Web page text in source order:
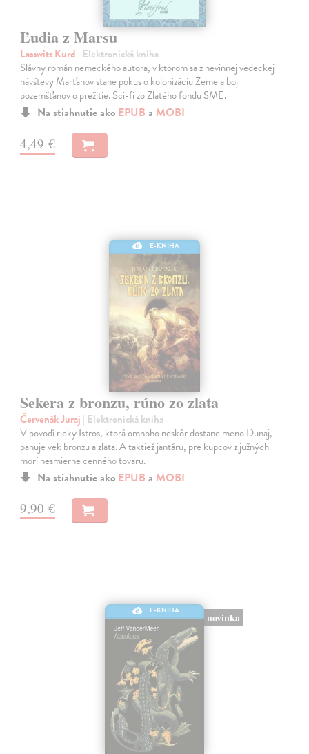
Ľudia z Marsu
Lasswitz Kurd | Elektronická kniha
Slávny román nemeckého autora, v ktorom sa z nevinnej vedeckej
návštevy Marťanov stane pokus o kolonizáciu Zeme a boj
pozemšťanov o prežitie. Sci-fi zo Zlatého fondu SME.
Na stiahnutie ako EPUB a MOBI
4,49 €
E-KNIHA
Sekera z bronzu, rúno zo zlata
Červenák Juraj | Elektronická kniha
V povodí rieky Istros, ktorá omnoho neskôr dostane meno Dunaj,
panuje vek bronzu a zlata. A taktiež jantáru, pre kupcov z južných
morí nesmierne cenného tovaru.
Na stiahnutie ako EPUB a MOBI
9,90 €
E-KNIHA
novinka